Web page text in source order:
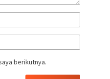
berikutnya.